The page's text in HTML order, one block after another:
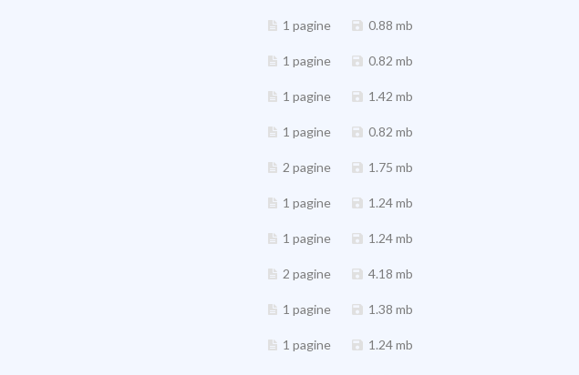
1 pagine 0.88 mb
1 pagine 0.82 mb
1 pagine 1.42 mb
1 pagine 0.82 mb
2 pagine 1.75 mb
1 pagine 1.24 mb
1 pagine 1.24 mb
2 pagine 4.18 mb
1 pagine 1.38 mb
1 pagine 1.24 mb